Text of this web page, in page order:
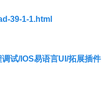
39-1-1.html
试/IOS易语言UI/拓展插件